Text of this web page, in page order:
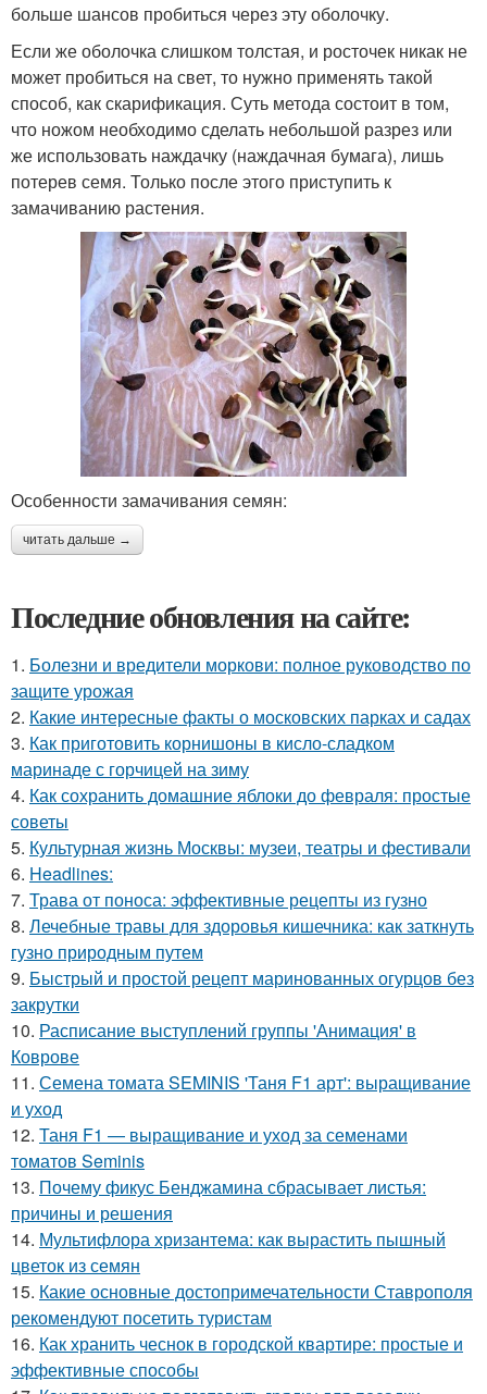
больше шансов пробиться через эту оболочку.
Если же оболочка слишком толстая, и росточек никак не
может пробиться на свет, то нужно применять такой
способ, как скарификация. Суть метода состоит в том,
что ножом необходимо сделать небольшой разрез или
же использовать наждачку (наждачная бумага), лишь
потерев семя. Только после этого приступить к
замачиванию растения.
Особенности замачивания семян:
читать дальше →
Последние обновления на сайте:
1. Болезни и вредители моркови: полное руководство по
защите урожая
2. Какие интересные факты о московских парках и садах
3. Как приготовить корнишоны в кисло-сладком
маринаде с горчицей на зиму
4. Как сохранить домашние яблоки до февраля: простые
советы
5. Культурная жизнь Москвы: музеи, театры и фестивали
6. Headlines:
7. Трава от поноса: эффективные рецепты из гузно
8. Лечебные травы для здоровья кишечника: как заткнуть
гузно природным путем
9. Быстрый и простой рецепт маринованных огурцов без
закрутки
10. Расписание выступлений группы 'Анимация' в
Коврове
11. Семена томата SEMINIS 'Таня F1 арт': выращивание
и уход
12. Таня F1 — выращивание и уход за семенами
томатов Seminis
13. Почему фикус Бенджамина сбрасывает листья:
причины и решения
14. Мультифлора хризантема: как вырастить пышный
цветок из семян
15. Какие основные достопримечательности Ставрополя
рекомендуют посетить туристам
16. Как хранить чеснок в городской квартире: простые и
эффективные способы